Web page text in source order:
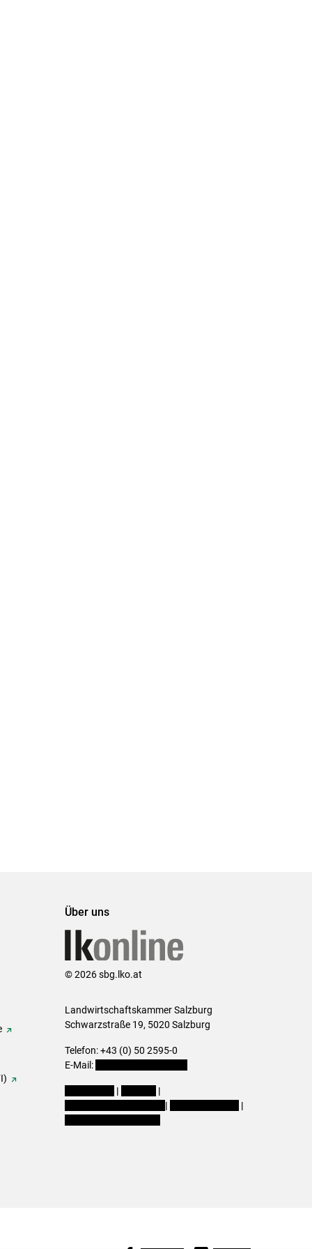
Über uns
© 2026 sbg.lko.at
Landwirtschaftskammer Salzburg
Schwarzstraße 19, 5020 Salzburg
Telefon: +43 (0) 50 2595-0
E-Mail:
|
|
|
|